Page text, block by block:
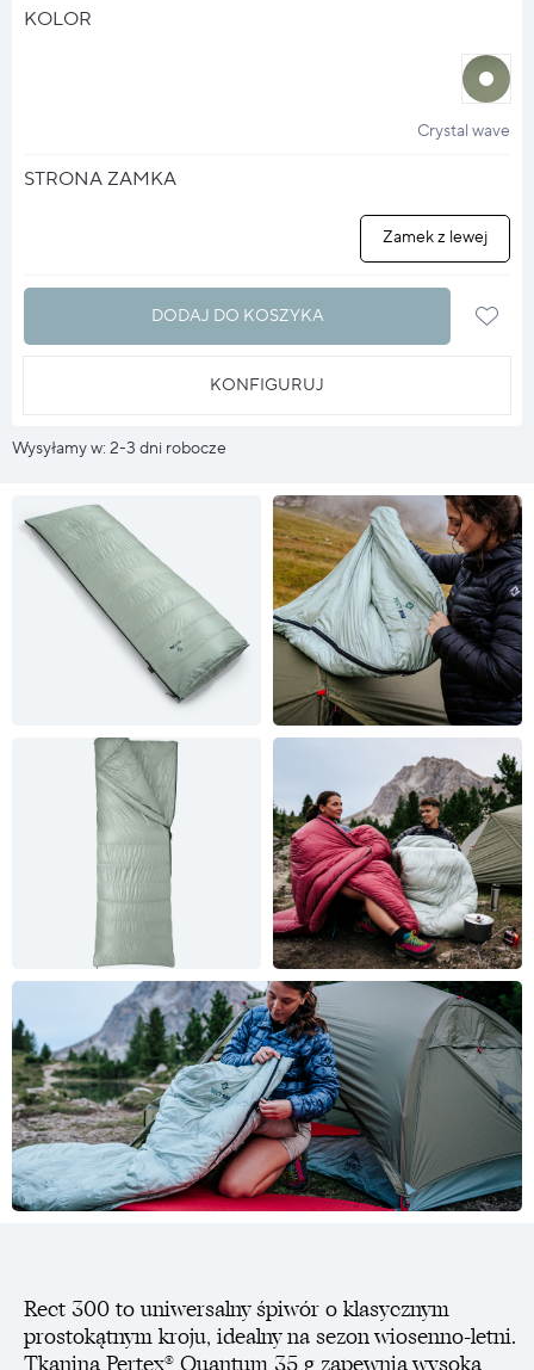
KOLOR
halo
?
Crystal wave
STRONA ZAMKA
Zamek z lewej
DODAJ DO KOSZYKA
KONFIGURUJ
Wysyłamy w: 2-3 dni robocze
Rect 300 to uniwersalny śpiwór o klasycznym
prostokątnym kroju, idealny na sezon wiosenno-letni.
Tkanina Pertex® Quantum 35 g zapewnia wysoką